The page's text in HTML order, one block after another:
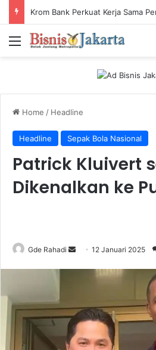
Menu
Home / Headline
Headline Sepak Bola Nasional
Patrick Kluivert
Dikenalkan ke
Gde Rahadi
a
n
e
12 Januari 2025